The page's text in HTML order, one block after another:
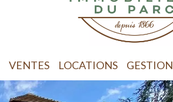
VENTES LOCATIONS GESTION